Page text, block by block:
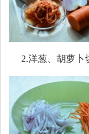
2.洋葱、胡萝卜切